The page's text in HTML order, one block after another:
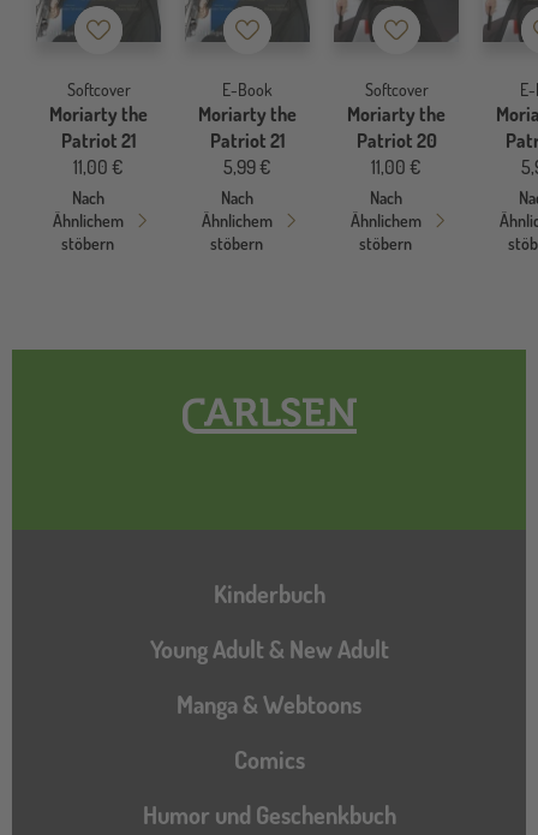
Merkzettel
Softcover
Moriarty the
Patriot 21
11,00 €
Nach
Ähnlichem
stöbern
Merkzettel
E-Book
Moriarty the
Patriot 21
5,99 €
Nach
Ähnlichem
stöbern
Merkzettel
Softcover
Moriarty the
Patriot 20
11,00 €
Nach
Ähnlichem
stöbern
Hauptnavigation
Kinderbuch
Young Adult & New Adult
Manga & Webtoons
Comics
Humor und Geschenkbuch